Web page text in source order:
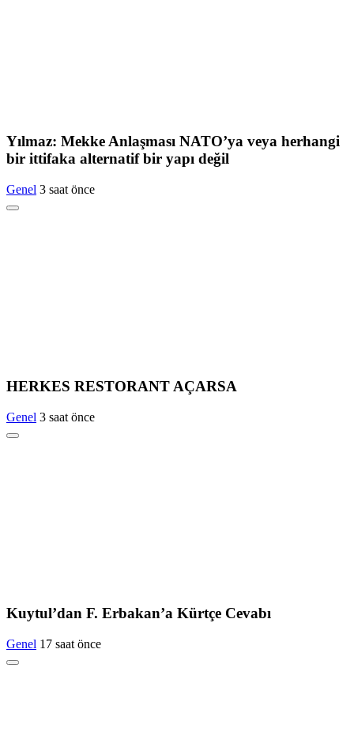
Yılmaz: Mekke Anlaşması NATO’ya veya herhangi
bir ittifaka alternatif bir yapı değil
Genel 3 saat önce
HERKES RESTORANT AÇARSA
Genel 3 saat önce
Kuytul’dan F. Erbakan’a Kürtçe Cevabı
Genel 17 saat önce